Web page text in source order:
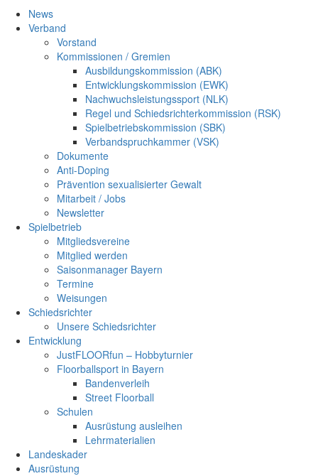
News
Verband
Vorstand
Kommissionen / Gremien
Ausbildungskommission (ABK)
Entwicklungskommission (EWK)
Nachwuchsleistungssport (NLK)
Regel und Schiedsrichterkommission (RSK)
Spielbetriebskommission (SBK)
Verbandspruchkammer (VSK)
Dokumente
Anti-Doping
Prävention sexualisierter Gewalt
Mitarbeit / Jobs
Newsletter
Spielbetrieb
Mitgliedsvereine
Mitglied werden
Saisonmanager Bayern
Termine
Weisungen
Schiedsrichter
Unsere Schiedsrichter
Entwicklung
JustFLOORfun – Hobbyturnier
Floorballsport in Bayern
Bandenverleih
Street Floorball
Schulen
Ausrüstung ausleihen
Lehrmaterialien
Landeskader
Ausrüstung